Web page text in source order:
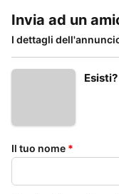
Invia ad un
I dettagli
Esisti?
Il tuo nome *